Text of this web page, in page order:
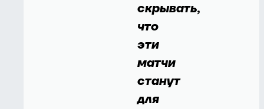
скрывать,
что
эти
матчи
станут
для